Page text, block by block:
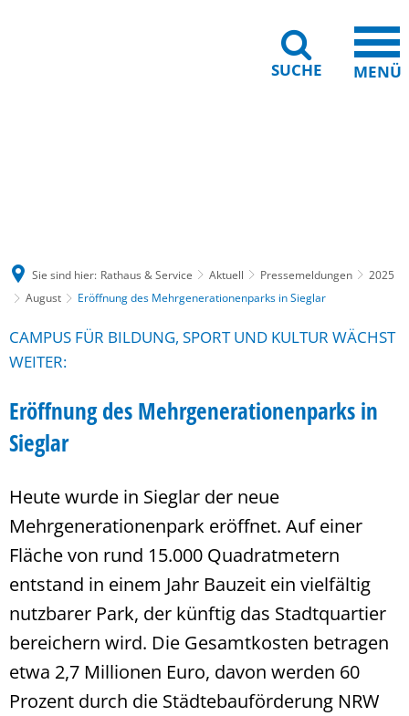
SUCHE MENÜ
Sie sind hier: Rathaus & Service Aktuell Pressemeldungen
2025
August
Eröffnung des Mehrgenerationenparks in Sieglar
CAMPUS FÜR BILDUNG, SPORT UND KULTUR WÄCHST
WEITER:
Eröffnung des Mehrgenerationenparks in
Sieglar
Heute wurde in Sieglar der neue
Mehrgenerationenpark eröffnet. Auf einer
Fläche von rund 15.000 Quadratmetern
entstand in einem Jahr Bauzeit ein vielfältig
nutzbarer Park, der künftig das Stadtquartier
bereichern wird. Die Gesamtkosten betragen
etwa 2,7 Millionen Euro, davon werden 60
Prozent durch die Städtebauförderung NRW